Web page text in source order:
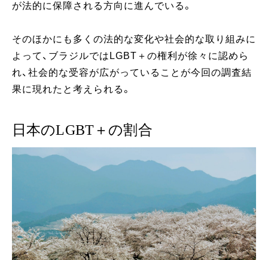
が法的に保障される方向に進んでいる。
そのほかにも多くの法的な変化や社会的な取り組みに
よって、ブラジルではLGBT＋の権利が徐々に認めら
れ、社会的な受容が広がっていることが今回の調査結
果に現れたと考えられる。
日本のLGBT＋の割合